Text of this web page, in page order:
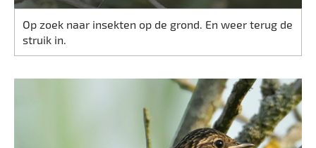
Op zoek naar insekten op de grond. En weer terug de
struik in.